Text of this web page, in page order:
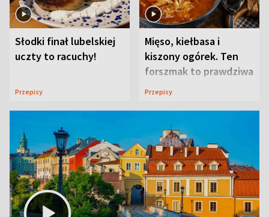
Słodki finał lubelskiej
uczty to racuchy!
Przepisy
Mięso, kiełbasa i
kiszony ogórek. Ten
forszmak to prawdziwa
uczta
Przepisy